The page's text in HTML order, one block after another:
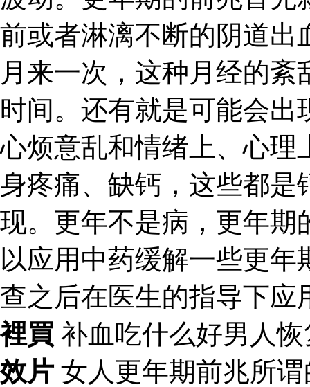
前或者淋漓不断的阴道出
月来一次，这种月经的
时间。还有就是可能会
心烦意乱和情绪上、心理
身疼痛、缺钙，这些都是
现。更年不是病，更年期
以应用中药缓解一些更
查之后在医生的指导下应
裡買 补血吃什么好男人
效片 女人更年期前兆所